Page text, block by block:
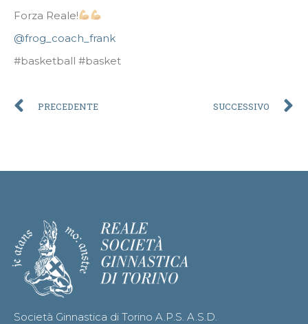
Forza Reale!
@frog_coach_frank
#basketball #basket
PRECEDENTE SUCCESSIVO
Società Ginnastica di Torino A.P.S. A.S.D.